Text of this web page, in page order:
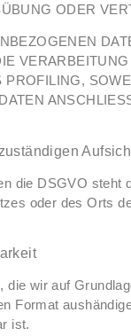
ODER
PROFILING,
die DSGVO steht
oder des Orts
die wir auf
Format
ist.